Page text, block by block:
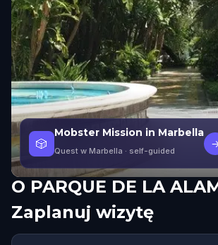
🎲
Mobster Mission in Marbella
Quest w Marbella · self-guided
O PARQUE DE LA
Zaplanuj wizytę